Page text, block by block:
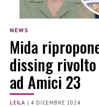
NEWS
Mida
dissing
ad Amici 23
LEILA |4 DICEMBRE 2024